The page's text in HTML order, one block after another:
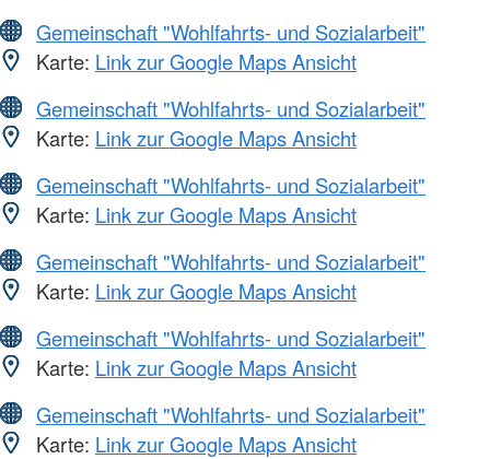
Gemeinschaft "Wohlfahrts- und Sozialarbeit"
Karte: Link zur Google Maps Ansicht
Gemeinschaft "Wohlfahrts- und Sozialarbeit"
Karte: Link zur Google Maps Ansicht
Gemeinschaft "Wohlfahrts- und Sozialarbeit"
Karte: Link zur Google Maps Ansicht
Gemeinschaft "Wohlfahrts- und Sozialarbeit"
Karte: Link zur Google Maps Ansicht
Gemeinschaft "Wohlfahrts- und Sozialarbeit"
Karte: Link zur Google Maps Ansicht
Gemeinschaft "Wohlfahrts- und Sozialarbeit"
Karte: Link zur Google Maps Ansicht